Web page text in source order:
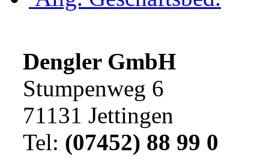
Dengler GmbH
Stumpenweg 6
71131 Jettingen
Tel: (07452) 88 99 0